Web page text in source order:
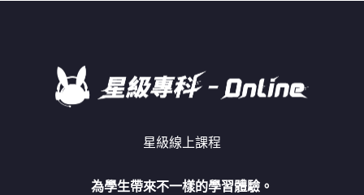
星級線上課程
為學生帶來不一樣的學習體驗。